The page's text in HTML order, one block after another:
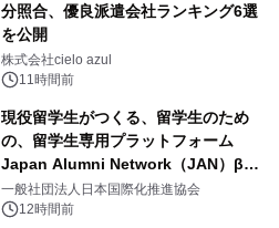
分照合、優良派遣会社ランキング6選
を公開
株式会社cielo azul
11時間前
現役留学生がつくる、留学生のため
の、留学生専用プラットフォーム
Japan Alumni Network（JAN）β版
をリリース
一般社団法人日本国際化推進協会
12時間前